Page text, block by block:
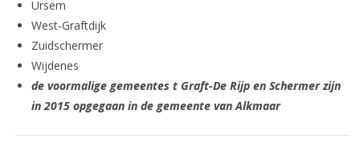
Ursem
West-Graftdijk
Zuidschermer
Wijdenes
de voormalige gemeentes t Graft-De Rijp en Schermer zijn
in 2015 opgegaan in de gemeente van Alkmaar